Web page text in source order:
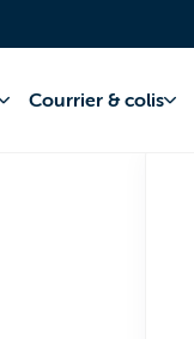
Courrier & colis